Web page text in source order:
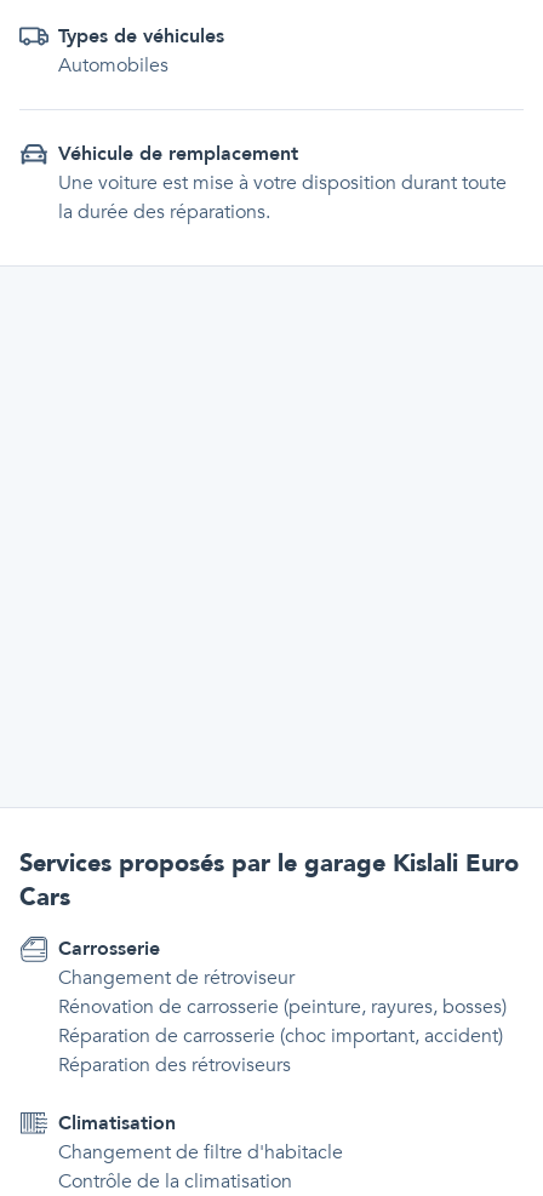
Types de véhicules
Automobiles
Véhicule de remplacement
Une voiture est mise à votre disposition durant toute
la durée des réparations.
Services proposés par le garage Kislali Euro
Cars
Carrosserie
Changement de rétroviseur
Rénovation de carrosserie (peinture, rayures, bosses)
Réparation de carrosserie (choc important, accident)
Réparation des rétroviseurs
Climatisation
Changement de filtre d'habitacle
Contrôle de la climatisation